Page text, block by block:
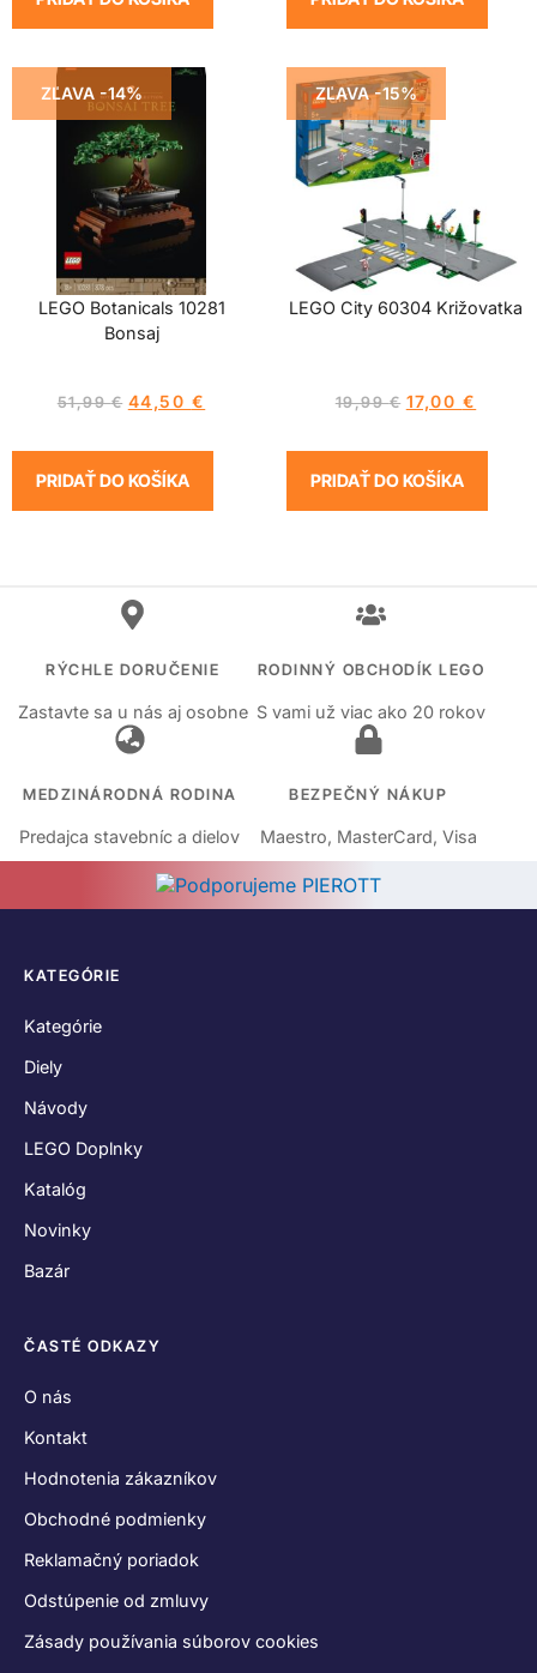
ZĽAVA -14%
LEGO Botanicals 10281
Bonsaj
51,99€ 44,50 €
PRIDAŤ DO KOŠÍKA
ZĽAVA -15%
LEGO City 60304 Križovatka
19,99€ 17,00 €
PRIDAŤ DO KOŠÍKA
RÝCHLE DORUČENIE
Zastavte sa u nás aj osobne
RODINNÝ OBCHODÍK LEGO
S vami už viac ako 20 rokov
MEDZINÁRODNÁ RODINA
Predajca stavebníc a dielov
BEZPEČNÝ NÁKUP
Maestro, MasterCard, Visa
KATEGÓRIE
Kategórie
Diely
Návody
LEGO Doplnky
Katalóg
Novinky
Bazár
ČASTÉ ODKAZY
O nás
Kontakt
Hodnotenia zákazníkov
Obchodné podmienky
Reklamačný poriadok
Odstúpenie od zmluvy
Zásady používania súborov cookies